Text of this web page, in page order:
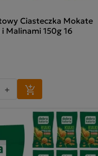
Ciasteczka Mokate
Malinami 150g 16
+